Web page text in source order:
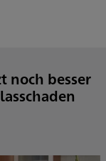
noch besser